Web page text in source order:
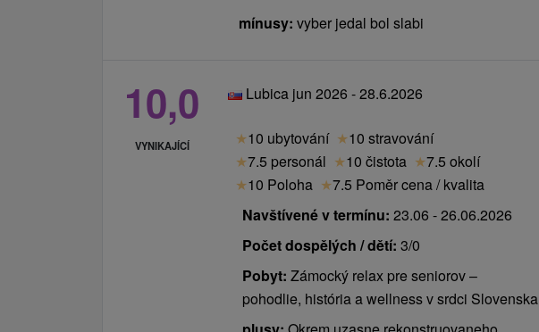
mínusy: vyber jedal bol slabi
10,0
VYNIKAJÍCÍ
Lubica jun 2026 - 28.6.2026
★10 ubytování ★10 stravování
★7.5 personál ★10 čistota ★7.5 okolí
★10 Poloha ★7.5 Poměr cena / kvalita
Navštívené v termínu: 23.06 - 26.06.2026
Počet dospělých / dětí: 3/0
Pobyt: Zámocký relax pre seniorov –
pohodlie, história a wellness v srdci Slovenska